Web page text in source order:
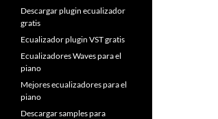
Descargar plugin ecualizador
gratis
Ecualizador plugin VST gratis
Ecualizadores Waves para el
piano
Mejores ecualizadores para el
piano
Descargar samples para